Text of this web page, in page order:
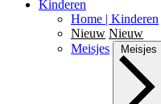
Kinderen
Home | Kinderen
Nieuw Nieuw
Meisjes
Meisjes